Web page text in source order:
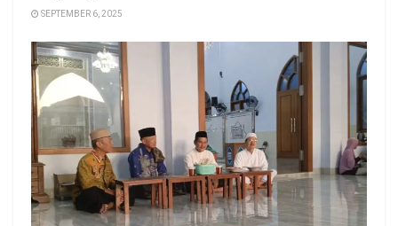
SEPTEMBER 6, 2025